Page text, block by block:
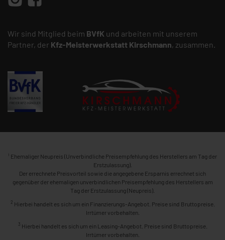
Wir sind Mitglied beim BVfK und arbeiten mit unserem
Partner, der Kfz-Meisterwerkstatt Kirschmann, zusammen.
1 Ehemaliger Neupreis (Unverbindliche Preisempfehlung des Herstellers am Tag der
Erstzulassung).
Der errechnete Preisvorteil sowie die angegebene Ersparnis errechnet sich
gegenüber der ehemaligen unverbindlichen Preisempfehlung des Herstellers am
Tag der Erstzulassung (Neupreis).
2 Hierbei handelt es sich um ein Finanzierungs-Angebot. Preise sind Bruttopreise.
Irrtümer vorbehalten.
3 Hierbei handelt es sich um ein Leasing-Angebot. Preise sind Bruttopreise.
Irrtümer vorbehalten.